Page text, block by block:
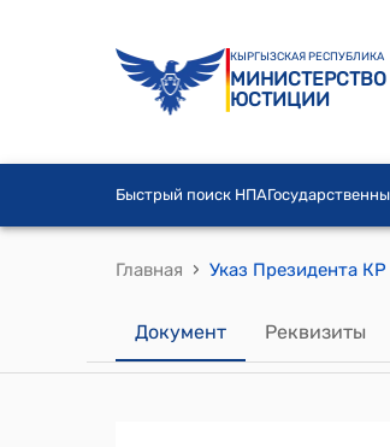
КЫРГЫЗСКАЯ РЕСПУБЛИКА
МИНИСТЕРСТВО
ЮСТИЦИИ
Быстрый поиск НПА
Главная ›
Документ Реквизиты